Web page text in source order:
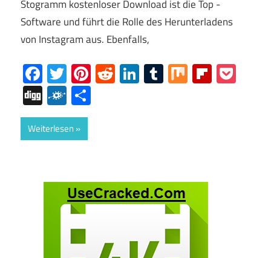
Stogramm kostenloser Download ist die Top -
Software und führt die Rolle des Herunterladens
von Instagram aus. Ebenfalls,
Facebook
Twitter
Pinterest
RedditLinkedIn
Tumblr
Mix
DiggFolkd
Weiterlesen